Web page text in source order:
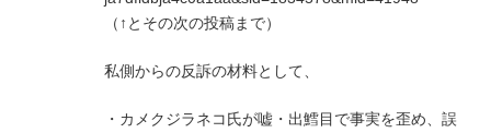
（↑とその次の投稿まで）
私側からの反訴の材料として、
・カメクジラネコ氏が嘘・出鱈目で事実を歪め、誤